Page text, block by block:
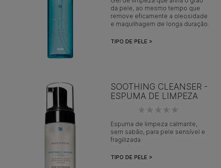
da pele, ao mesmo tempo que
remove eficamente a oleosidade
e maquilhagem de longa duração.
TIPO DE PELE >
SOOTHING CLEANSER -
ESPUMA DE LIMPEZA
Espuma de limpeza calmante,
sem sabão, para pele sensível e
fragilizada.
TIPO DE PELE >